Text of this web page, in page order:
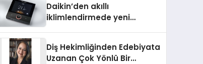
Daikin’den akıllı
iklimlendirmede yeni
Diş Hekimliğinden Edebiyata
Uzanan Çok Yönlü Bir